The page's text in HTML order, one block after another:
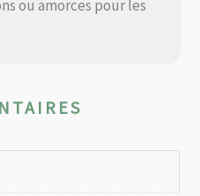
ou amorces pour les